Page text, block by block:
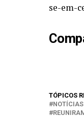
se-em-
TÓPICOS
NOTÍCIAS